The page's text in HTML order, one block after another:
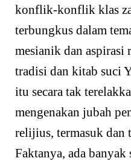
konflik-konflik klas
terbungkus dalam
mesianik dan aspirasi
tradisi dan kitab suci
itu secara tak
mengenakan jubah
relijius, termasuk dan
Faktanya, ada banyak